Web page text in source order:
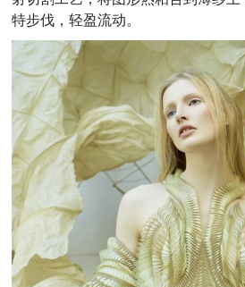
特步伐，轻盈流动。